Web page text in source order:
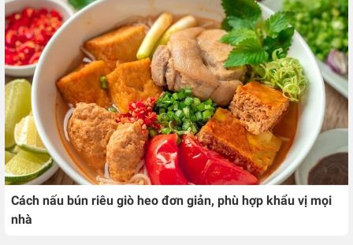
Cách nấu bún riêu giò heo đơn giản, phù hợp khẩu vị mọi
nhà